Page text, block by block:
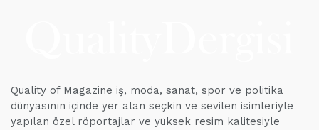
Quality of Magazine iş, moda, sanat, spor ve politika
dünyasının içinde yer alan seçkin ve sevilen isimleriyle
yapılan özel röportajlar ve yüksek resim kalitesiyle